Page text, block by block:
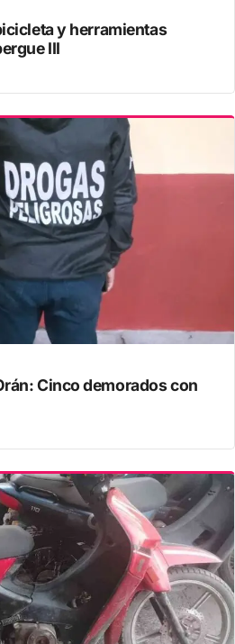
y herramientas
III
Cinco demorados con